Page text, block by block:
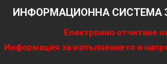
ИНФОРМАЦИОННА СИСТЕМА
Електронно отчитане
Информация за изпълнението и